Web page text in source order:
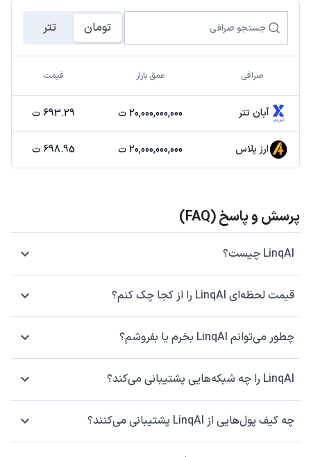
تومان تتر
صرافی عمق بازار قیمت
آبان تتر 20,000,000,000 ت 693.29 ت
ارز پلاس 20,000,000,000 ت 698.95 ت
پرسش و پاسخ (FAQ)
LinqAI چیست؟
قیمت لحظه‌ای LinqAI را از کجا چک کنم؟
چطور می‌توانم LinqAI بخرم یا بفروشم؟
LinqAI را چه شبکه‌هایی پشتیبانی می‌کند؟
چه کیف پول‌هایی از LinqAI پشتیبانی می‌کنند؟